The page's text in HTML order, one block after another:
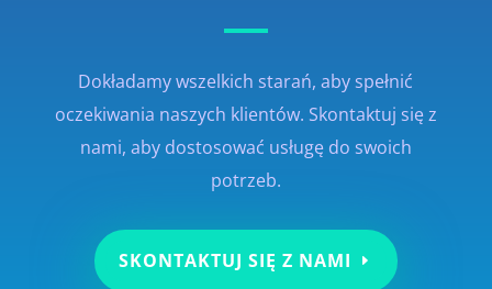
Dokładamy wszelkich starań, aby spełnić
oczekiwania naszych klientów. Skontaktuj się z
nami, aby dostosować usługę do swoich
potrzeb.
SKONTAKTUJ SIĘ Z NAMI